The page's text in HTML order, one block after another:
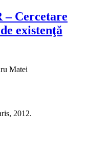
– Cercetare
existenţă
Matei
2012.